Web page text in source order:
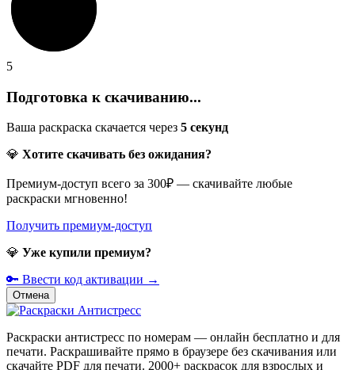
5
Подготовка к скачиванию...
Ваша раскраска скачается через 5 секунд
💎 Хотите скачивать без ожидания?
Премиум-доступ всего за 300₽ — скачивайте любые
раскраски мгновенно!
Получить премиум-доступ
💎 Уже купили премиум?
🔑 Ввести код активации →
Отмена
Раскраски антистресс по номерам — онлайн бесплатно и для
печати. Раскрашивайте прямо в браузере без скачивания или
скачайте PDF для печати. 2000+ раскрасок для взрослых и